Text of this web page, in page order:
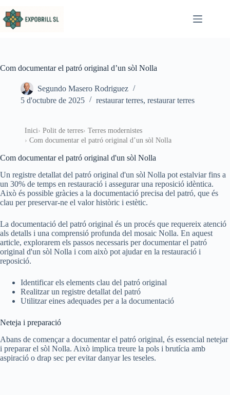
Com documentar el patró original d’un sòl Nolla
Segundo Masero Rodriguez
5 d'octubre de 2025
restaurar terres, restaurar terres
Inici Polit de terres
Terres modernistes
Com documentar el patró original d’un sòl Nolla
Com documentar el patró original d'un sòl Nolla
Un registre detallat del patró original d'un sòl Nolla pot estalviar fins a
un 30% de temps en restauració i assegurar una reposició idèntica.
Això és possible gràcies a la documentació precisa del patró, que és
clau per preservar-ne el valor històric i estètic.
La documentació del patró original és un procés que requereix atenció
als detalls i una comprensió profunda del mosaic Nolla. En aquest
article, explorarem els passos necessaris per documentar el patró
original d'un sòl Nolla i com això pot ajudar en la restauració i
reposició.
Identificar els elements clau del patró original
Realitzar un registre detallat del patró
Utilitzar eines adequades per a la documentació
Neteja i preparació
Abans de començar a documentar el patró original, és essencial netejar
i preparar el sòl Nolla. Això implica treure la pols i brutícia amb
aspiració o drap sec per evitar danyar les teseles.